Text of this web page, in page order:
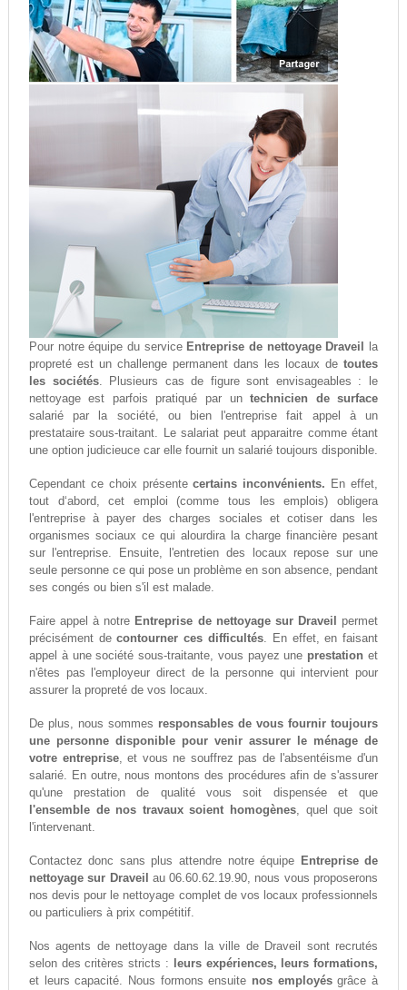
Pour notre équipe du service Entreprise de nettoyage Draveil
la
propreté est un challenge permanent dans les locaux detoutes
les sociétés. Plusieurs cas de figure sont envisageables : le
nettoyage est parfois pratiqué par untechnicien de surface
salarié par la société, ou bien l'entreprise fait appel à un
prestataire sous-traitant. Le salariat peut apparaitre comme étant
une option judicieuce car elle fournit un salarié toujours disponible.
Cependant ce choix présentecertains inconvénients. En effet,
tout d‘abord, cet emploi (comme tous les emplois) obligera
l'entreprise à payer des charges sociales et cotiser dans les
organismes sociaux ce qui alourdira la charge financière pesant
sur l'entreprise. Ensuite, l'entretien des locaux repose sur une
seule personne ce qui pose un problème en son absence, pendant
ses congés ou bien s'il est malade.
Faire appel à notre Entreprise de nettoyage sur Draveil
permet
précisément decontourner ces difficultés. En effet, en faisant
appel à une société sous-traitante, vous payez une prestation et
n'êtes pas l'employeur direct de la personne qui intervient pour
assurer la propreté de vos locaux.
De plus, nous sommes responsables de vous fournir toujours
une personne disponible pour venir assurer le ménage de
votre entreprise, et vous ne souffrez pas de l'absentéisme d'un
salarié. En outre, nous montons des procédures afin de s'assurer
qu'une prestation de qualité vous soit dispensée et que
l'ensemble de nos travaux soient homogènes, quel que soit
l'intervenant.
Contactez donc sans plus attendre notre équipe Entreprise de
nettoyage sur Draveil au 06.60.62.19.90, nous vous proposerons
nos devis pour le nettoyage complet de vos locaux professionnels
ou particuliers à prix compétitif.
Nos agents de nettoyage dans la ville de Draveil sont recrutés
selon des critères stricts :
leurs expériences, leurs formations,
et leurs capacité. Nous formons ensuite nos employésgrâce à